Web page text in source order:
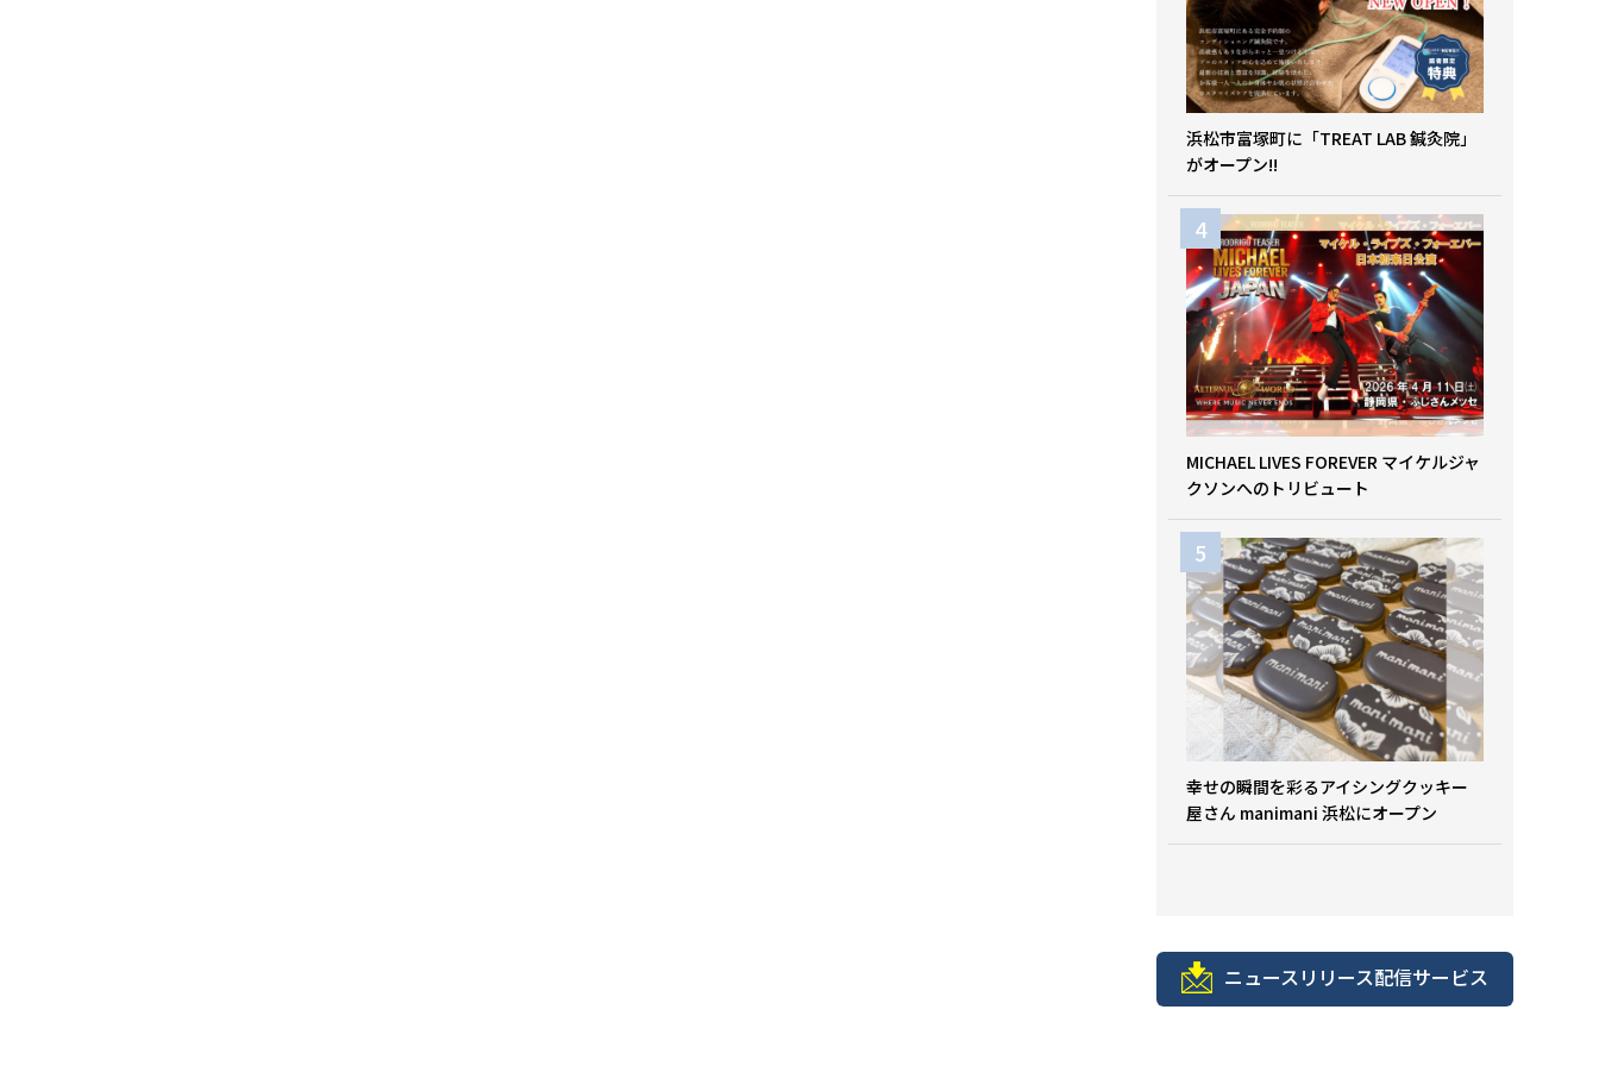
浜松市富塚町に「TREAT LAB 鍼灸院」
がオープン!!
MICHAEL LIVES FOREVER マイケルジャ
クソンへのトリビュート
幸せの瞬間を彩るアイシングクッキー
屋さん manimani 浜松にオープン
ニュースリリース配信サービス